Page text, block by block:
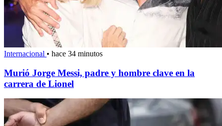
Internacional • hace 34 minutos
Murió Jorge Messi, padre y hombre clave en la
carrera de Lionel